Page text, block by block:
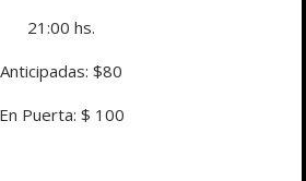
21:00 hs.
Anticipadas: $80
En Puerta: $ 100